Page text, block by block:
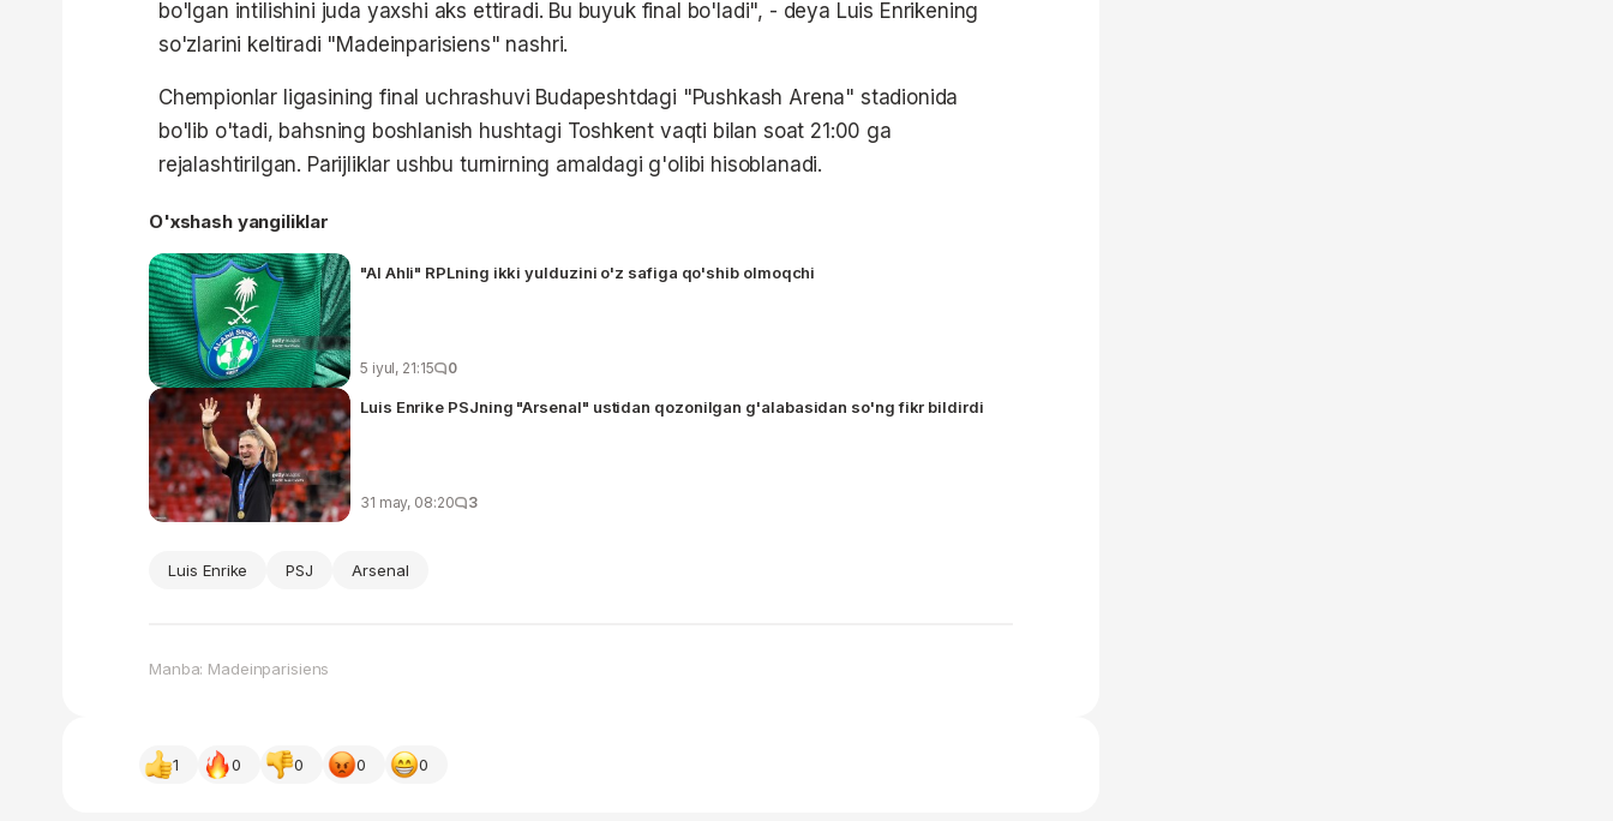
bo'lgan intilishini juda yaxshi aks ettiradi. Bu buyuk final bo'ladi", - deya Luis Enrikening
so'zlarini keltiradi "Madeinparisiens" nashri.
Chempionlar ligasining final uchrashuvi Budapeshtdagi "Pushkash Arena" stadionida
bo'lib o'tadi, bahsning boshlanish hushtagi Toshkent vaqti bilan soat 21:00 ga
rejalashtirilgan. Parijliklar ushbu turnirning amaldagi g'olibi hisoblanadi.
O'xshash yangiliklar
"Al Ahli" RPLning ikki yulduzini o'z safiga qo'shib olmoqchi
5 iyul, 21:15 0
Luis Enrike PSJning "Arsenal" ustidan qozonilgan g'alabasidan so'ng fikr bildirdi
31 may, 08:20 3
Luis Enrike PSJ Arsenal
Manba: Madeinparisiens
1 0 0 0 0